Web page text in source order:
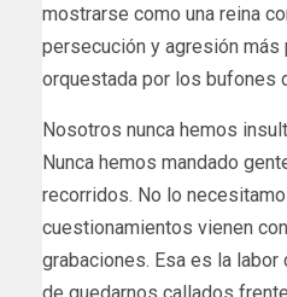
mostrarse como una reina
persecución y agresión más
orquestada por los bufones
Nosotros nunca hemos
Nunca hemos mandado
recorridos. No lo
cuestionamientos vienen
grabaciones. Esa es la